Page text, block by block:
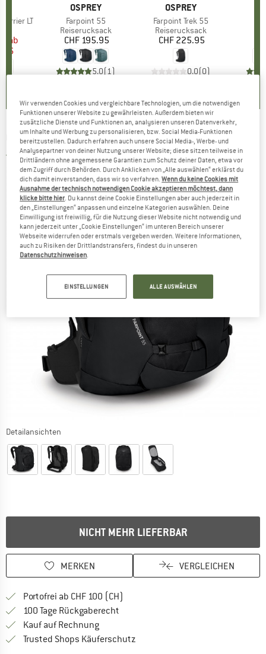
LT
Preis
ab
MARKE
OSPREY
Artikel
Farpoint 55
Produktgruppe
Reiserucksack
Preis
CHF 195.95
5.0(1)
MARKE
OSPREY
Artikel
Farpoint Trek 55
Produktgruppe
Reiserucksack
Preis
CHF 225.95
0.0(0)
OSPREY -Farpoint 55 - Reiserucksack
5,0(1)
Detailansichten
NICHT MEHR LIEFERBAR
MERKEN VERGLEICHEN
Portofrei ab CHF 100 (CH)
100 Tage Rückgaberecht
Kauf auf RechnungFinde die Zahlungs-Infos hier! Öffnet
Trusted Shops Käuferschutz
Wir verwenden Cookies und vergleichbare Technologien, um die notwendigen
Funktionen unserer Website zu gewährleisten. Außerdem bieten wir
zusätzliche Dienste und Funktionen an, analysieren unseren Datenverkehr,
um Inhalte und Werbung zu personalisieren, bzw. Social Media-Funktionen
bereitzustellen. Dadurch erfahren auch unsere Social Media-, Werbe- und
Analysepartner von deiner Nutzung unserer Website; diese sitzen teilweise in
Drittländern ohne angemessene Garantien zum Schutz deiner Daten, etwa vor
dem Zugriff durch Behörden. Durch Anklicken von „Alle auswählen“ erklärst du
dich damit einverstanden, dass wir so verfahren.Wenn du keine Cookies mit
Ausnahme der technisch notwendigen Cookie akzeptieren möchtest, dann
klicke bitte hier . Du kannst deine Cookie Einstellungen aber auch jederzeit in
den „Einstellungen“ anpassen und einzelne Kategorien auswählen. Deine
Einwilligung ist freiwillig, für die Nutzung dieser Website nicht notwendig und
kann jederzeit unter „Cookie Einstellungen“ im unteren Bereich unserer
Webseite widerrufen oder erstmals vergeben werden. Weitere Informationen,
auch zu Risiken der Drittlandstransfers, findest du in unseren
Datenschutzhinweisen
EINSTELLUNGEN ALLE AUSWÄHLEN